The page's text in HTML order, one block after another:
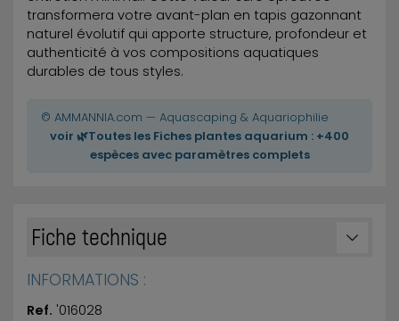
transformera votre avant-plan en tapis gazonnant
naturel évolutif qui apporte structure, profondeur et
authenticité à vos compositions aquatiques
durables de tous styles.
© AMMANNIA.com — Aquascaping & Aquariophilie
voir 🌿Toutes les Fiches plantes aquarium : +400
espèces avec paramètres complets
Fiche technique
INFORMATIONS :
Ref. '016028